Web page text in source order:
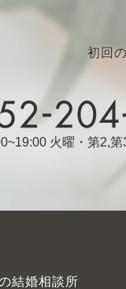
初回
火曜・第2,
結婚相談所